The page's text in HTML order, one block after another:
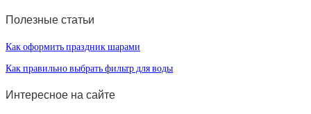
Полезные статьи
Как оформить праздник шарами
Как правильно выбрать фильтр для воды
Интересное на сайте